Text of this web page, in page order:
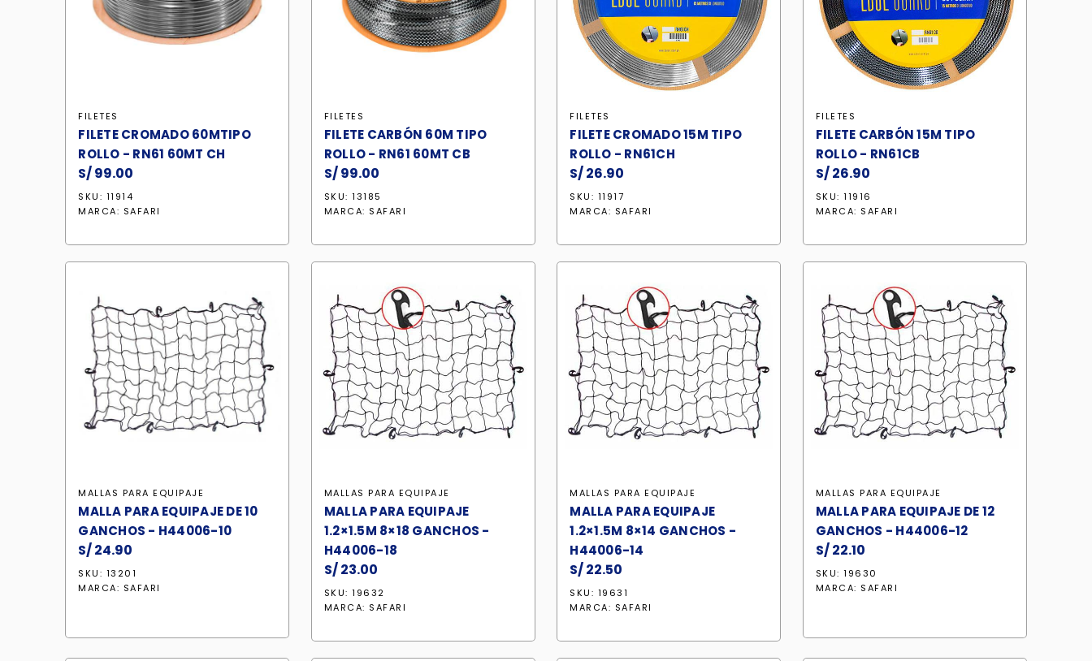
FILETES
FILETE CROMADO 60MTIPO
ROLLO - RN61 60MT CH
S/99.00
SKU: 11914
MARCA: SAFARI
FILETES
FILETE CARBÓN 60M TIPO
ROLLO - RN61 60MT CB
S/99.00
SKU: 13185
MARCA: SAFARI
FILETES
FILETE CROMADO 15M TIPO
ROLLO - RN61CH
S/26.90
SKU: 11917
MARCA: SAFARI
FILETES
FILETE CARBÓN 15M TIPO
ROLLO - RN61CB
S/26.90
SKU: 11916
MARCA: SAFARI
MALLAS PARA EQUIPAJE
MALLA PARA EQUIPAJE DE 10
GANCHOS - H44006-10
S/24.90
SKU: 13201
MARCA: SAFARI
MALLAS PARA EQUIPAJE
MALLA PARA EQUIPAJE
1.2×1.5M 8×18 GANCHOS -
H44006-18
S/23.00
SKU: 19632
MARCA: SAFARI
MALLAS PARA EQUIPAJE
MALLA PARA EQUIPAJE
1.2×1.5M 8×14 GANCHOS -
H44006-14
S/22.50
SKU: 19631
MARCA: SAFARI
MALLAS PARA EQUIPAJE
MALLA PARA EQUIPAJE DE 12
GANCHOS - H44006-12
S/22.10
SKU: 19630
MARCA: SAFARI